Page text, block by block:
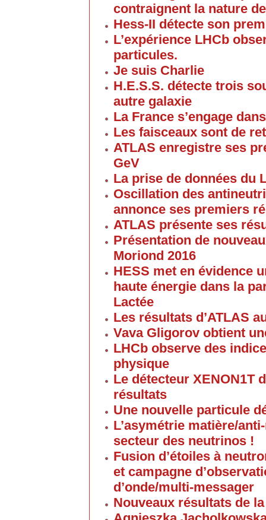
contraignent la nature
Hess-II détecte son
L’expérience LHCb
particules.
Je suis Charlie
H.E.S.S. détecte trois
autre galaxie
La France s’engage
Les faisceaux sont de
ATLAS enregistre ses
GeV
La prise de données du
Oscillation des
annonce ses premiers
ATLAS présente ses
Présentation de
Moriond 2016
HESS met en évidence
haute énergie dans la
Lactée
Les résultats d’ATLAS
Vava Gligorov obtient
LHCb observe des
physique
Le détecteur XENON1T
résultats
Une nouvelle particule
L’asymétrie matière/
secteur des neutrinos !
Fusion d’étoiles à
et campagne
d’onde/multi-messager
Nouveaux résultats de